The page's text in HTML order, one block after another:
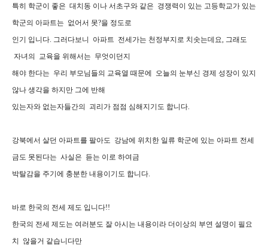
특히 학군이 좋은 대치동 이나 서초구와 같은 경쟁력이 있는 고등학교가 있는
학군의 아파트는 없어서 못?을 정도로
인기 입니다. 그러다보니 아파트 전세가는 천정부지로 치솟는데요, 그래도
자녀의 교육을 위해서는 무엇이던지
해야 한다는 우리 부모님들의 교육열 때문에 오늘의 눈부신 경제 성장이 있지
않나 생각을 하지만 그에 반해
있는자와 없는자들간의 괴리가 점점 심해지기도 합니다.
강북에서 살던 아파트를 팔아도 강남에 위치한 일류 학군에 있는 아파트 전세
금도 못된다는 사실은 듣는 이로 하여금
박탈감을 주기에 충분한 내용이기도 합니다.
바로 한국의 전세 제도 입니다!!
한국의 전세 제도는 여러분도 잘 아시는 내용이라 더이상의 부연 설명이 필요
치 않을거 같습니다만